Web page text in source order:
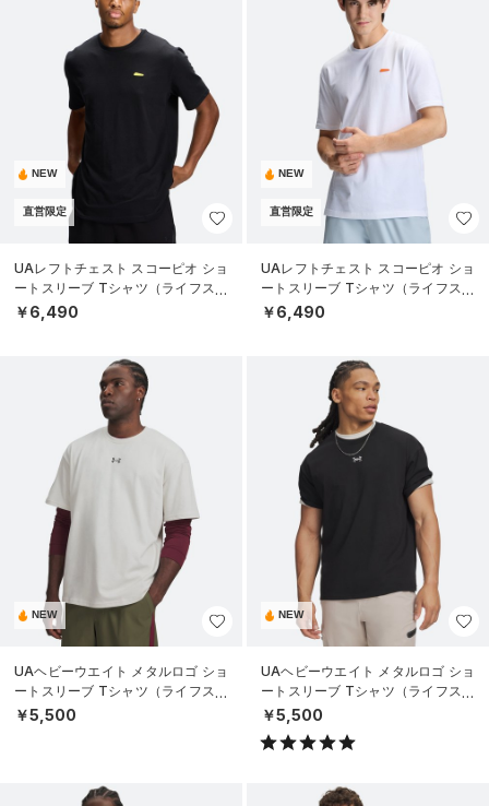
NEW
直営限定
UAレフトチェスト スコーピオ ショ
ートスリーブ Tシャツ（ライフスタ
イル/MEN）
￥6,490
NEW
直営限定
UAレフトチェスト スコーピオ ショ
ートスリーブ Tシャツ（ライフスタ
イル/MEN）
￥6,490
NEW
UAヘビーウエイト メタルロゴ ショ
ートスリーブ Tシャツ（ライフスタ
イル/MEN）
￥5,500
NEW
UAヘビーウエイト メタルロゴ ショ
ートスリーブ Tシャツ（ライフスタ
イル/MEN）
￥5,500